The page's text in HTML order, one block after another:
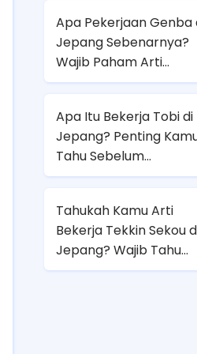
Apa Pekerjaan Genba
Jepang Sebenarnya?
Wajib Paham Arti
Pekerjaannya
Apa Itu Bekerja Tobi di
Jepang? Penting
Tahu Sebelum
Berangkat Magang
Tahukah Kamu Arti
Bekerja Tekkin Sekou
Jepang? Wajib Tahu
Sebelum Pilih Job